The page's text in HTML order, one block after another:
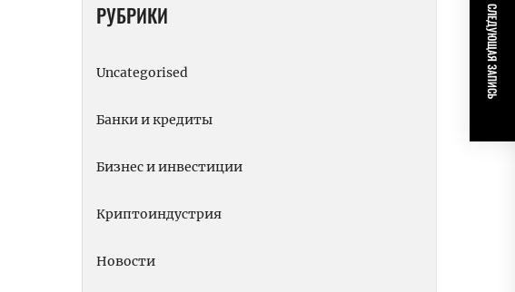
СЛЕДУЮЩАЯ ЗАПИСЬ
РУБРИКИ
Uncategorised
Банки и кредиты
Бизнес и инвестиции
Криптоиндустрия
Новости